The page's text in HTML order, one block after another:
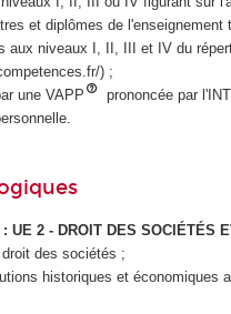
et diplômes de
aux niveaux I, II, III et IV du
) ;
une VAPP
prononcée par
2 - DROIT DES SOCIÉTÉS
des sociétés ;
historiques et économiques